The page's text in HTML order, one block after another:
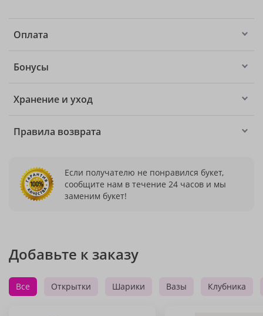
Оплата
Бонусы
Хранение и уход
Правила возврата
Если получателю не понравился букет,
сообщите нам в течение 24 часов и мы
заменим букет!
Добавьте к заказу
Все Открытки Шарики Вазы Клубника